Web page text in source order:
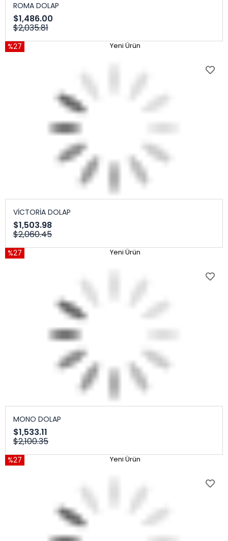
ROMA DOLAP
$1,486.00
$2,035.81
%27 Yeni Ürün
VİCTORİA DOLAP
$1,503.98
$2,060.45
%27 Yeni Ürün
MONO DOLAP
$1,533.11
$2,100.35
%27 Yeni Ürün